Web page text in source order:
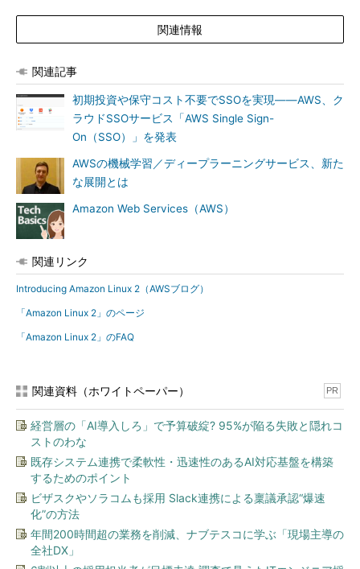
クリージョンで提供開始され、Amazon EC2を使っている場合、
Amazon Linux 2は追加料金なしで利用できる。
関連情報
関連記事
初期投資や保守コスト不要でSSOを実現――AWS、ク
ラウドSSOサービス「AWS Single Sign-
On（SSO）」を発表
AWSの機械学習／ディープラーニングサービス、新た
な展開とは
Amazon Web Services（AWS）
関連リンク
Introducing Amazon Linux 2（AWSブログ）
「Amazon Linux 2」のページ
「Amazon Linux 2」のFAQ
関連資料（ホワイトペーパー） PR
経営層の「AI導入しろ」で予算破綻? 95%が陥る失敗と隠れコ
ストのわな
既存システム連携で柔軟性・迅速性のあるAI対応基盤を構築
するためのポイント
ビザスクやソラコムも採用 Slack連携による稟議承認“爆速
化”の方法
年間200時間超の業務を削減、ナブテスコに学ぶ「現場主導の
全社DX」